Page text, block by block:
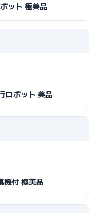
ット 極美品
ロボット 美品
付 極美品